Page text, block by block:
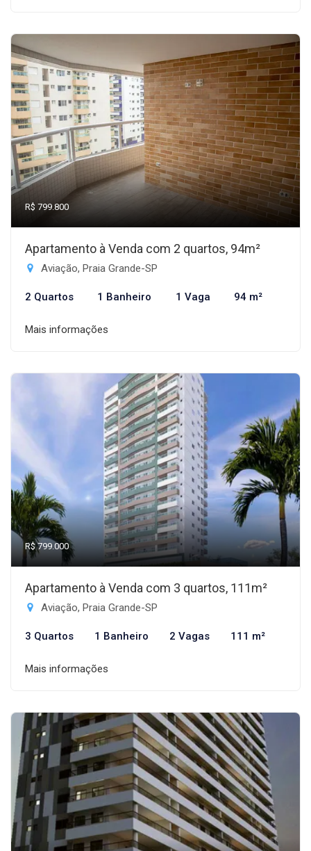
R$ 799.800
Apartamento à Venda com 2 quartos, 94m²
Aviação, Praia Grande-SP
2 Quartos 1 Banheiro 1 Vaga 94 m²
Mais informações
R$ 799.000
Apartamento à Venda com 3 quartos, 111m²
Aviação, Praia Grande-SP
3 Quartos 1 Banheiro 2 Vagas 111 m²
Mais informações